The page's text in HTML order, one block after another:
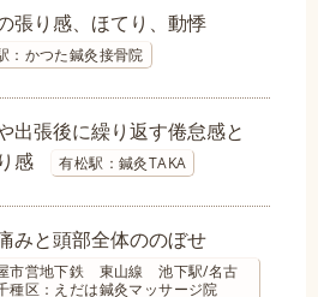
張り感、ほてり、動悸
：かつた鍼灸接骨院
出張後に繰り返す倦怠感と
感
有松駅：鍼灸TAKA
みと頭部全体ののぼせ
市営地下鉄 東山線 池下駅/名古
種区：えだは鍼灸マッサージ院